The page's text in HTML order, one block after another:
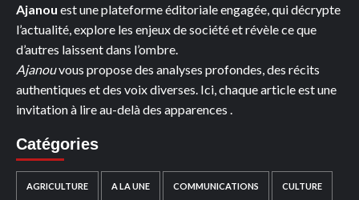
Ajanou est une plateforme éditoriale engagée, qui décrypte
l’actualité, explore les enjeux de société et révèle ce que
d’autres laissent dans l’ombre.
Ajanouvous propose des analyses profondes, des récits
authentiques et des voix diverses. Ici, chaque article est une
invitation à lire au-delà des apparences .
Catégories
AGRICULTURE A LA UNE COMMUNICATIONS CULTURE